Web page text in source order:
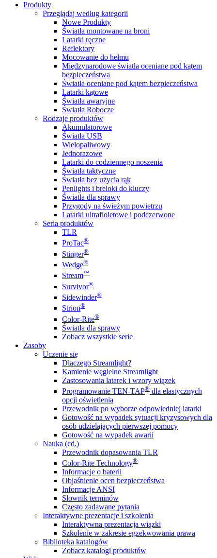
Produkty
Przeglądaj według kategorii
Nowe Produkty
Światła montowane na broni
Latarki ręczne
Reflektory
Mocowanie do hełmu
Międzynarodowe światła oceniane pod kątem
bezpieczeństwa
Światła oceniane pod kątem bezpieczeństwa
Latarki kątowe
Światła awaryjne
Światła Robocze
Rodzaje produktów
Akumulatorowe
Światła USB
Wielopaliwowy
Jednorazowe
Latarki do codziennego noszenia
Światła taktyczne
Światła bez użycia rąk
Penlights i breloki do kluczy
Światła dla sprawy
Przygody na świeżym powietrzu
Latarki ultrafioletowe i podczerwone
Seria produktów
TLR
ProTac®
Stinger®
Wedge®
Stream™
Survivor®
Sidewinder®
Strion®
Color-Rite®
Światła dla sprawy
Zobacz wszystkie serie
Zasoby
Uczenie się
Dlaczego Streamlight?
Kamienie węgielne Streamlight
Zastosowania latarek i wzory wiązek
Programowanie TEN-TAP® dla elastycznych
opcji oświetlenia
Przewodnik po wyborze odpowiedniej latarki
Gotowość na wypadek sytuacji kryzysowych dla
osób udzielających pierwszej pomocy
Gotowość na wypadek awarii
Nauka (cd.)
Przewodnik dopasowania TLR
Color-Rite Technology®
Informacje o baterii
Objaśnienie ocen bezpieczeństwa
Informacje ANSI
Słownik terminów
Często zadawane pytania
Interaktywne prezentacje i szkolenia
Interaktywna prezentacja wiązki
Szkolenie w zakresie egzekwowania prawa
Biblioteka katalogów
Zobacz katalogi produktów